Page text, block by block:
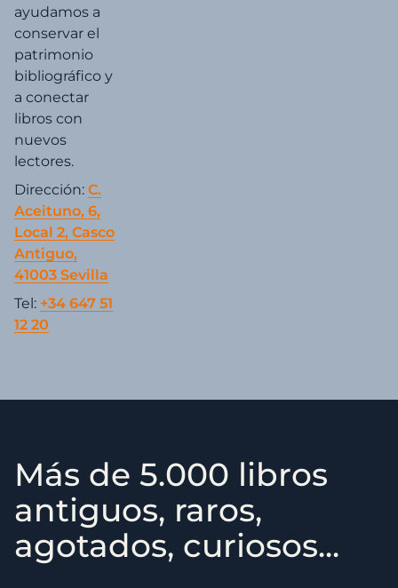
ayudamos a
conservar el
patrimonio
bibliográfico y
a conectar
libros con
nuevos
lectores.
Dirección: C.
Aceituno, 6,
Local 2, Casco
Antiguo,
41003 Sevilla
Tel: +34 647 51
12 20
Más de 5.000 libros
antiguos, raros,
agotados, curiosos...